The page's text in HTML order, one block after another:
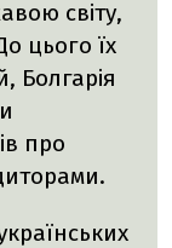
світу,
цього їх
Болгарія
про